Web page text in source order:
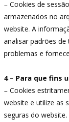
– Cookies de
armazenados no
website. A
analisar padrões
problemas e
4 – Para que fins
– Cookies
website e utilize as
seguras do